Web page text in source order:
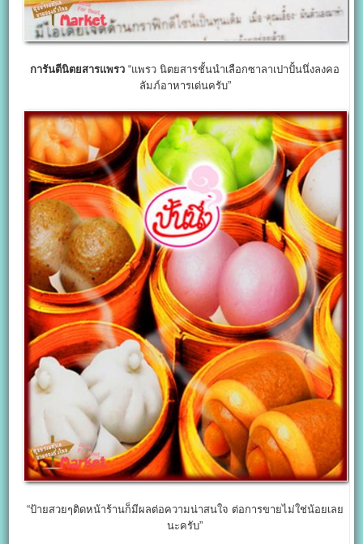
การันตีนิตยสารแพรว “แพรว นิตยสารชั้นนำเลือกซาลาเปาปั้นนึ่งลงคอ
ลัมภ์อาหารเด่นครับ”
“ป้ายสวยๆติดหน้าร้านก็มีผลต่อความน่าสนใจ ต่อการขายไม่ใช่น้อยเลย
นะครับ”